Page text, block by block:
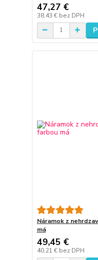
47,27 €
38,43 € bez DPH
Náramok z
má
49,45 €
40,21 € bez DPH